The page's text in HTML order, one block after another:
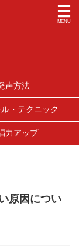
声方法
・テクニック
力アップ
原因につい